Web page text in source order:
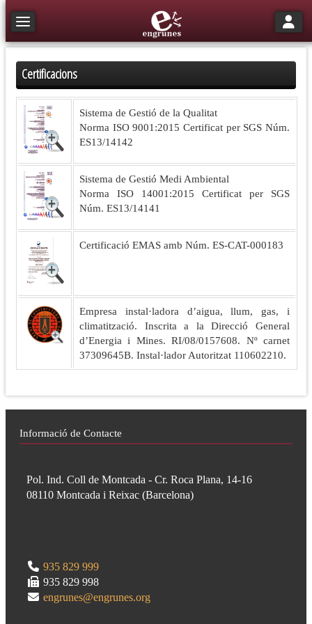
Toggle navigation Toggle
Certificacions
Sistema de Gestió de la Qualitat
Norma ISO 9001:2015 Certificat per SGS Núm.
ES13/14142
Sistema de Gestió Medi Ambiental
Norma ISO 14001:2015 Certificat per SGS
Núm. ES13/14141
Certificació EMAS amb Núm. ES-CAT-000183
Empresa instal·ladora d’aigua, llum, gas, i
climatització. Inscrita a la Direcció General
d’Energia i Mines. RI/08/0157608. Nº carnet
37309645B. Instal·lador Autoritzat 110602210.
Informació de Contacte
Pol. Ind. Coll de Montcada - Cr. Roca Plana, 14-16
08110 Montcada i Reixac (Barcelona)
935 829 999
935 829 998
engrunes@engrunes.org